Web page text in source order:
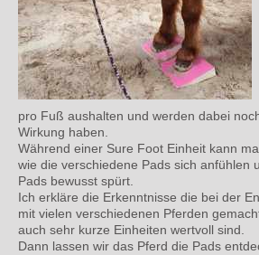
pro Fuß aushalten und werden dabei
Wirkung haben.
Während einer Sure Foot Einheit kann
wie die verschiedene Pads sich anfühlen
Pads bewusst spürt.
Ich erkläre die Erkenntnisse die bei der
mit vielen verschiedenen Pferden
auch sehr kurze Einheiten wertvoll sind.
Dann lassen wir das Pferd die Pads